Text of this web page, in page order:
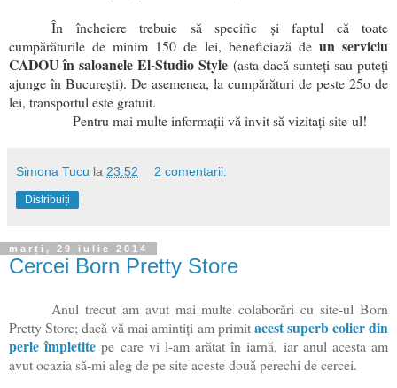
În încheiere trebuie să specific și faptul că toate
cumpărăturile de minim 150 de lei, beneficiază de un serviciu
CADOU în saloanele El-Studio Style (asta dacă sunteți sau puteți
ajunge în București). De asemenea, la cumpărături de peste 25o de
lei, transportul este gratuit.
Pentru mai multe informații vă invit să vizitați site-ul!
Simona Tucu la 23:52 2 comentarii:
Distribuiți
marți, 29 iulie 2014
Cercei Born Pretty Store
Anul trecut am avut mai multe colaborări cu site-ul Born
Pretty Store; dacă vă mai amintiți am primitacest superb colier din
perle împletite pe care vi l-am arătat în iarnă, iar anul acesta am
avut ocazia să-mi aleg de pe site aceste două perechi de cercei.